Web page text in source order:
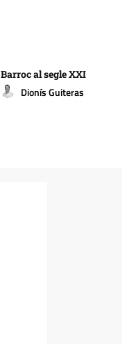
Barroc al segle XXI
Dionís Guiteras